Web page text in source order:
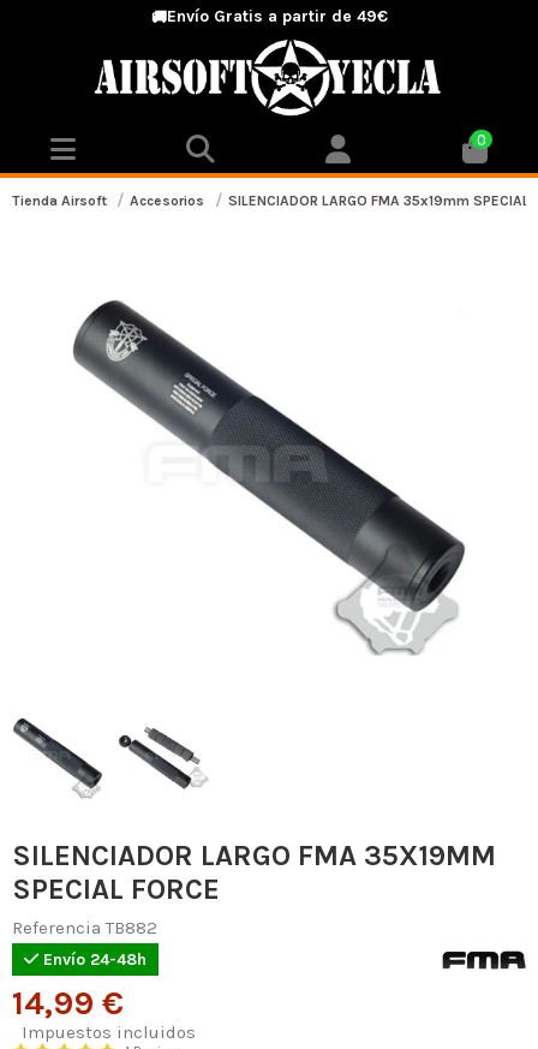
🚚Envío Gratis a partir de 49€
0
Tienda Airsoft Accesorios SILENCIADOR LARGO FMA 35x19mm SPECIAL
SILENCIADOR LARGO FMA 35X19MM
SPECIAL FORCE
Referencia TB882
Envío 24-48h
14,99 €
Impuestos incluidos